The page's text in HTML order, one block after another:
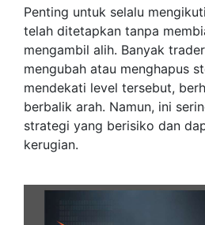
Penting untuk selalu
telah ditetapkan tanpa
mengambil alih. Banyak
mengubah atau menghapus
mendekati level tersebut,
berbalik arah. Namun, ini
strategi yang berisiko dan
kerugian.